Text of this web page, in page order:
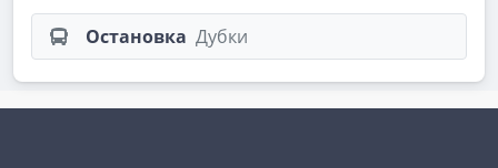
Остановка Дубки